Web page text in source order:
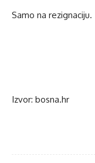
Samo na rezignaciju.
Izvor: bosna.hr